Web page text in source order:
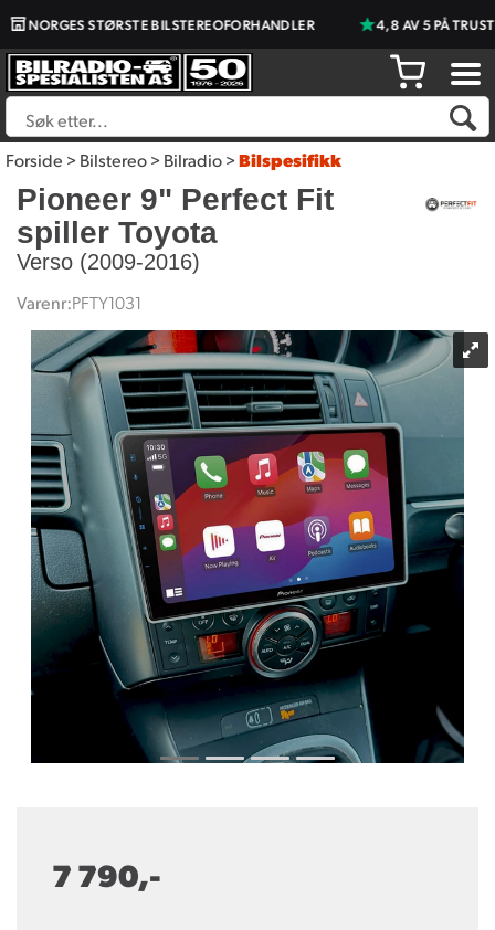
NORGES STØRSTE BILSTEREOFORHANDLER 4,8 AV 5 PÅ
Forside>Bilstereo>Bilradio>Bilspesifikk
Pioneer 9" Perfect Fit
spiller Toyota
Verso (2009-2016)
Varenr:PFTY1031
7 790,-